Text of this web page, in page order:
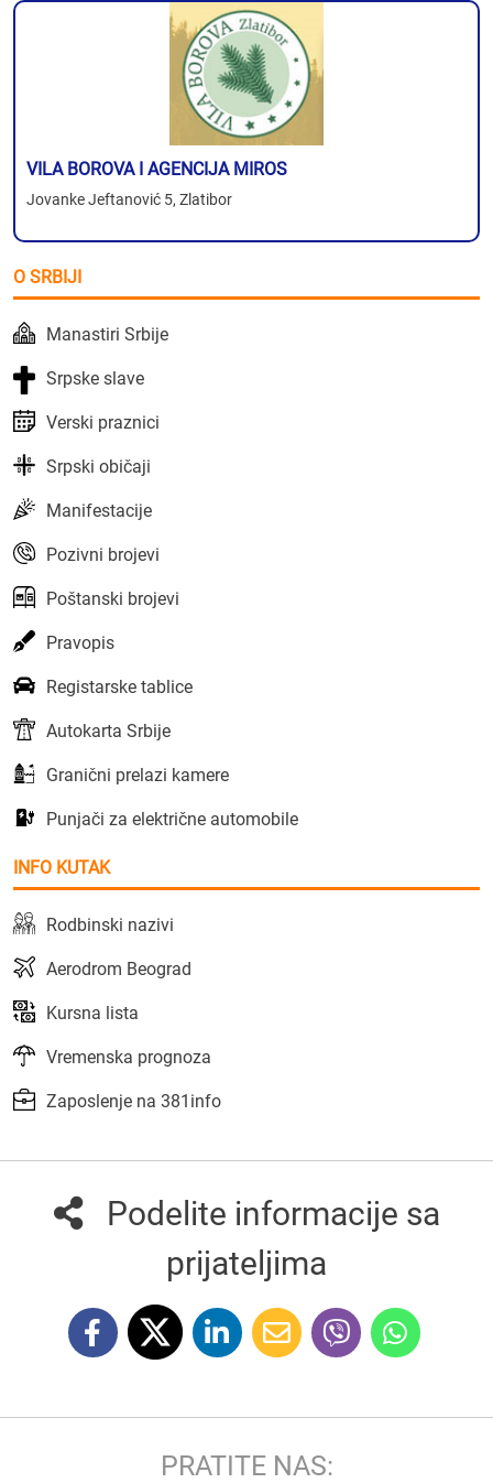
VILA BOROVA I AGENCIJA MIROS
Jovanke Jeftanović 5, Zlatibor
O SRBIJI
Manastiri Srbije
Srpske slave
Verski praznici
Srpski običaji
Manifestacije
Pozivni brojevi
Poštanski brojevi
Pravopis
Registarske tablice
Autokarta Srbije
Granični prelazi kamere
Punjači za električne automobile
INFO KUTAK
Rodbinski nazivi
Aerodrom Beograd
Kursna lista
Vremenska prognoza
Zaposlenje na 381info
Podelite informacije sa
prijateljima
PRATITE NAS: